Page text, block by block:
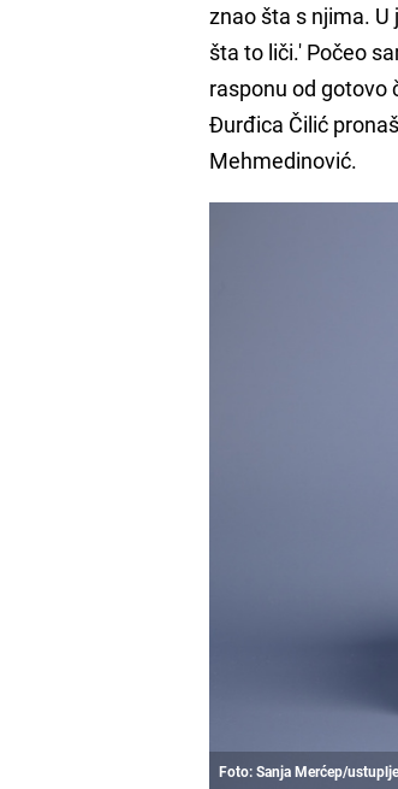
znao šta s njima.
šta to liči.' Počeo
rasponu od gotovo
Đurđica Čilić
Mehmedinović.
Foto: Sanja Merćep/